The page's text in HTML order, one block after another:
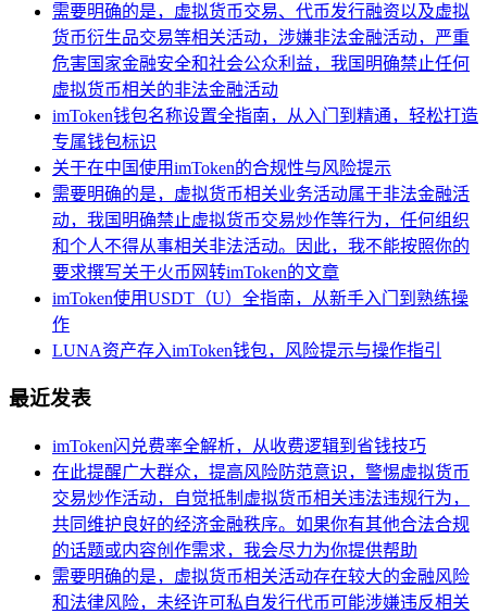
需要明确的是，虚拟货币交易、代币发行融资以及虚拟
货币衍生品交易等相关活动，涉嫌非法金融活动，严重
危害国家金融安全和社会公众利益，我国明确禁止任何
虚拟货币相关的非法金融活动
imToken钱包名称设置全指南，从入门到精通，轻松打造
专属钱包标识
关于在中国使用imToken的合规性与风险提示
需要明确的是，虚拟货币相关业务活动属于非法金融活
动，我国明确禁止虚拟货币交易炒作等行为，任何组织
和个人不得从事相关非法活动。因此，我不能按照你的
要求撰写关于火币网转imToken的文章
imToken使用USDT（U）全指南，从新手入门到熟练操
作
LUNA资产存入imToken钱包，风险提示与操作指引
最近发表
imToken闪兑费率全解析，从收费逻辑到省钱技巧
在此提醒广大群众，提高风险防范意识，警惕虚拟货币
交易炒作活动，自觉抵制虚拟货币相关违法违规行为，
共同维护良好的经济金融秩序。如果你有其他合法合规
的话题或内容创作需求，我会尽力为你提供帮助
需要明确的是，虚拟货币相关活动存在较大的金融风险
和法律风险，未经许可私自发行代币可能涉嫌违反相关